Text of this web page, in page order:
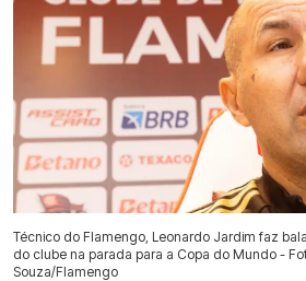
Técnico do Flamengo, Leonardo Jardim faz
do clube na parada para a Copa do Mundo -
Souza/Flamengo